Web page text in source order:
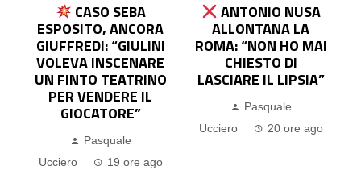
ore ago
ANTONIO NUSA
ALLONTANA LA
ROMA: “NON HO MAI
CHIESTO DI
LASCIARE IL LIPSIA”
Pasquale
20 ore ago
INTER, CHIVU:
MOMENTO LA
PRINCIPALE È
L’INTEGRITÀ
Pasquale